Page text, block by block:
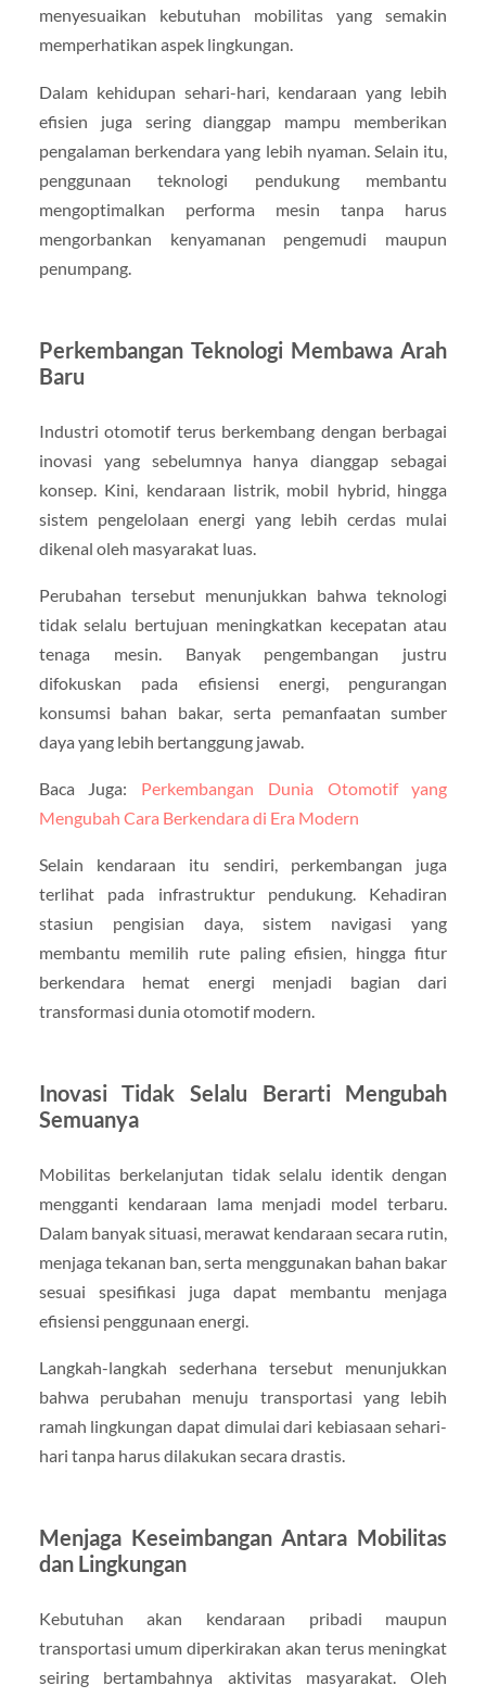
menyesuaikan kebutuhan mobilitas yang semakin
memperhatikan aspek lingkungan.
Dalam kehidupan sehari-hari, kendaraan yang lebih
efisien juga sering dianggap mampu memberikan
pengalaman berkendara yang lebih nyaman. Selain itu,
penggunaan teknologi pendukung membantu
mengoptimalkan performa mesin tanpa harus
mengorbankan kenyamanan pengemudi maupun
penumpang.
Perkembangan Teknologi Membawa Arah
Baru
Industri otomotif terus berkembang dengan berbagai
inovasi yang sebelumnya hanya dianggap sebagai
konsep. Kini, kendaraan listrik, mobil hybrid, hingga
sistem pengelolaan energi yang lebih cerdas mulai
dikenal oleh masyarakat luas.
Perubahan tersebut menunjukkan bahwa teknologi
tidak selalu bertujuan meningkatkan kecepatan atau
tenaga mesin. Banyak pengembangan justru
difokuskan pada efisiensi energi, pengurangan
konsumsi bahan bakar, serta pemanfaatan sumber
daya yang lebih bertanggung jawab.
Baca Juga: Perkembangan Dunia Otomotif yang
Mengubah Cara Berkendara di Era Modern
Selain kendaraan itu sendiri, perkembangan juga
terlihat pada infrastruktur pendukung. Kehadiran
stasiun pengisian daya, sistem navigasi yang
membantu memilih rute paling efisien, hingga fitur
berkendara hemat energi menjadi bagian dari
transformasi dunia otomotif modern.
Inovasi Tidak Selalu Berarti Mengubah
Semuanya
Mobilitas berkelanjutan tidak selalu identik dengan
mengganti kendaraan lama menjadi model terbaru.
Dalam banyak situasi, merawat kendaraan secara rutin,
menjaga tekanan ban, serta menggunakan bahan bakar
sesuai spesifikasi juga dapat membantu menjaga
efisiensi penggunaan energi.
Langkah-langkah sederhana tersebut menunjukkan
bahwa perubahan menuju transportasi yang lebih
ramah lingkungan dapat dimulai dari kebiasaan sehari-
hari tanpa harus dilakukan secara drastis.
Menjaga Keseimbangan Antara Mobilitas
dan Lingkungan
Kebutuhan akan kendaraan pribadi maupun
transportasi umum diperkirakan akan terus meningkat
seiring bertambahnya aktivitas masyarakat. Oleh